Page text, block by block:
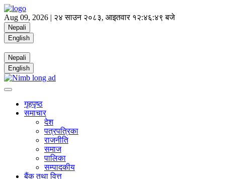
Aug 09, 2026 | २४ साउन २०८३, आइतवार १२:४६:४९ बजे
Nepali
English
Nepali
English
गृहपृष्ठ
समाचार
देश
पत्रपत्रिका
राजनीति
समाज
पालिका
सम्पादकीय
बैंक तथा वित्त